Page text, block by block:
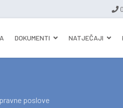
DOKUMENTI NATJEČAJI
poslove